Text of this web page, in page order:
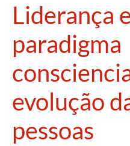
Liderança
paradigma
evolução
pessoas